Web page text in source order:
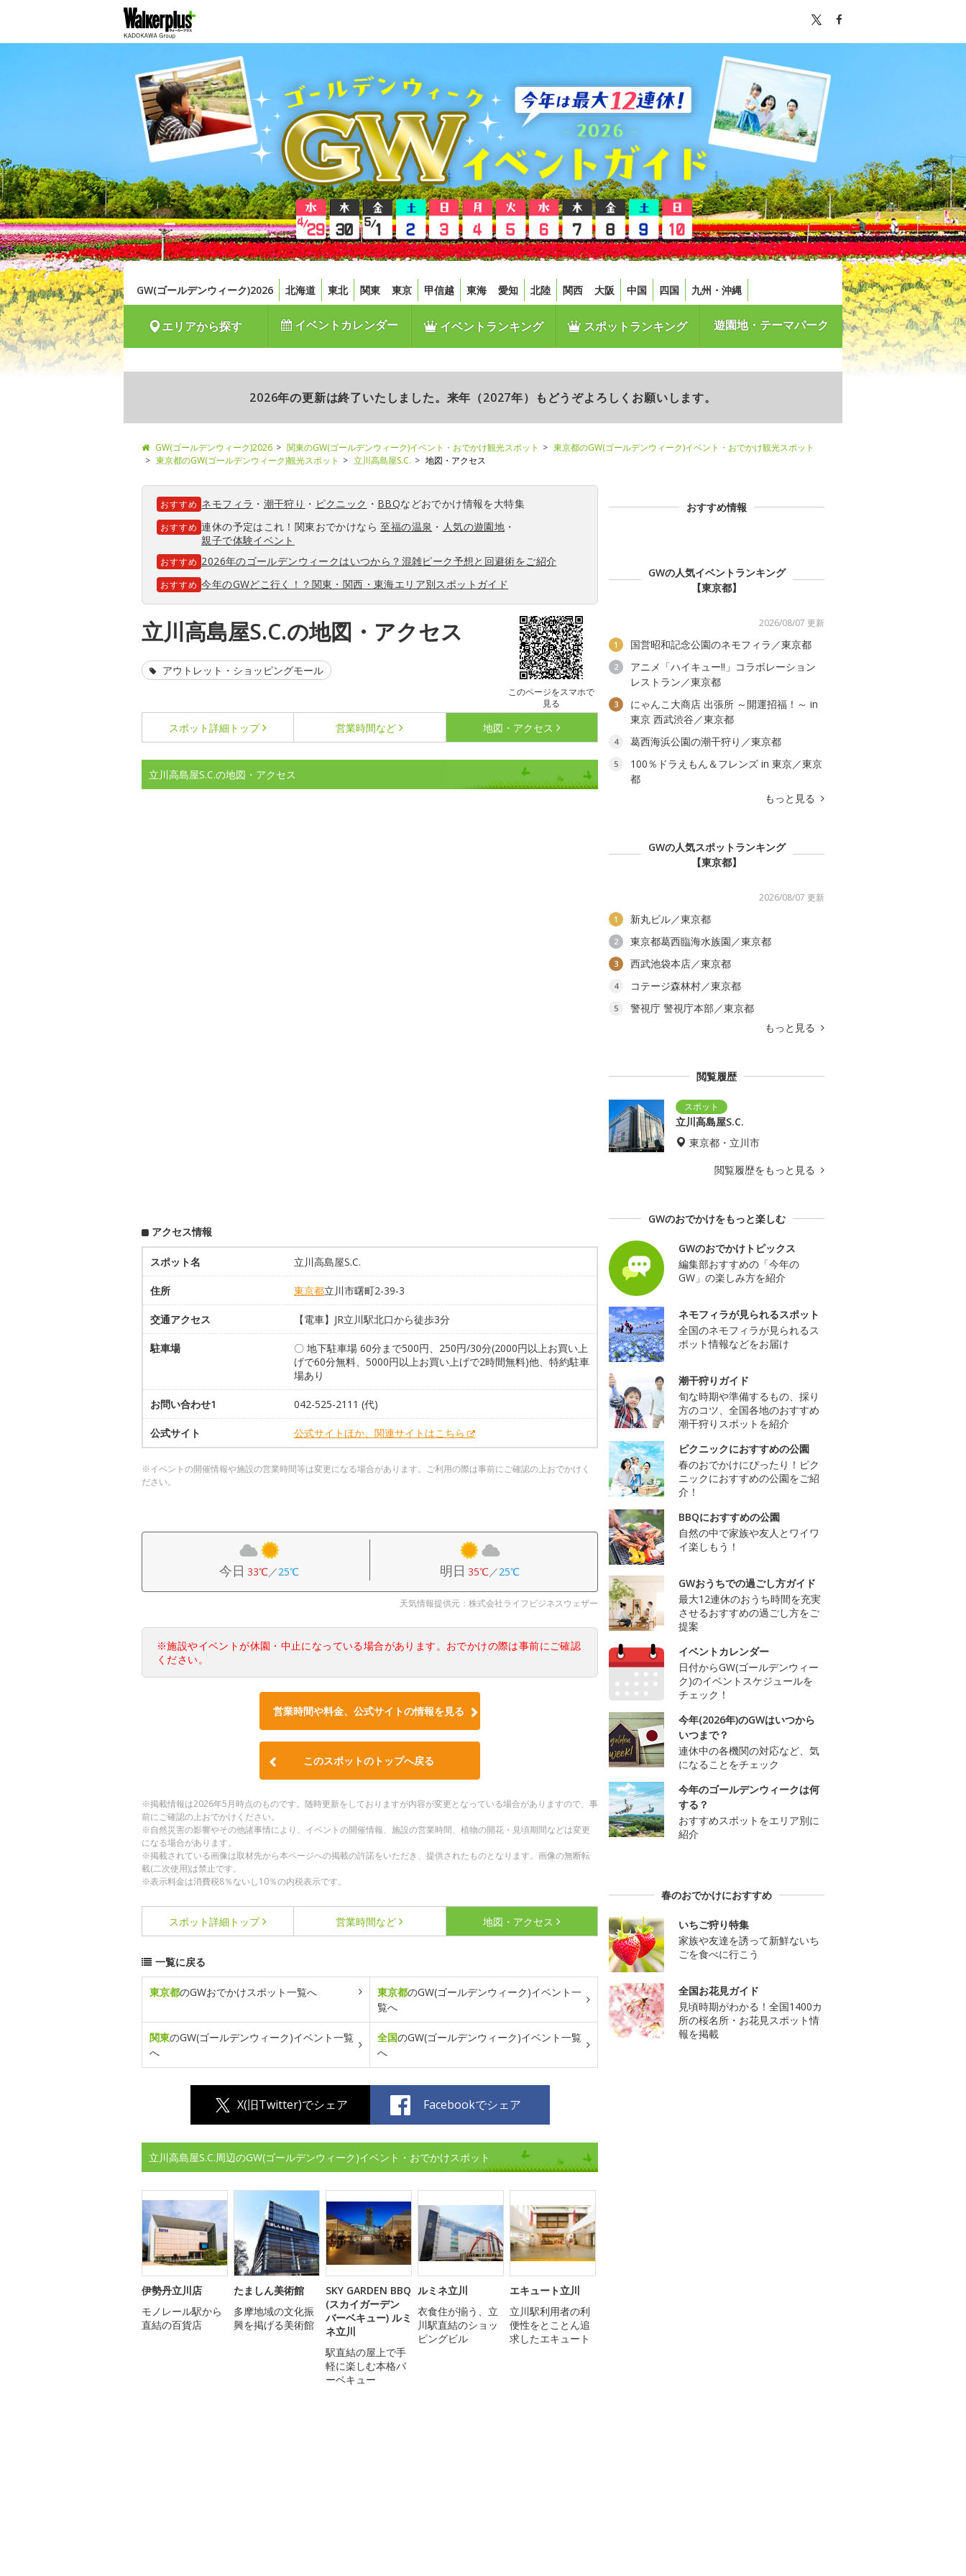
GW(ゴールデンウィーク)2026 北海道 東北 関東 東京 甲信越 東海 愛知 北陸 関西 大阪 中国 四国 九州・沖縄
エリアから探す イベントカレンダー イベントランキング スポットランキング 遊園地・テーマパーク
2026年の更新は終了いたしました。来年（2027年）もどうぞよろしくお願いします。
GW(ゴールデンウィーク)2026 関東のGW(ゴールデンウィーク)イベント・おでかけ観光スポット
東京都のGW(ゴールデンウィーク)イベント・おでかけ観光スポット
東京都のGW(ゴールデンウィーク)観光スポット
立川高島屋S.C. 地図・アクセス
おすすめ ネモフィラ ・ 潮干狩り ・ ピクニック ・ BBQなどおでかけ情報を大特集
おすすめ 連休の予定はこれ！関東おでかけなら至福の温泉 ・ 人気の遊園地 ・
親子で体験イベント
おすすめ 2026年のゴールデンウィークはいつから？混雑ピーク予想と回避術をご紹介
おすすめ 今年のGWどこ行く！？関東・関西・東海エリア別スポットガイド
立川高島屋S.C.の地図・アクセス
このページをスマホで
見る
アウトレット・ショッピングモール
スポット詳細 トップ 営業時間など 地図・アクセス
立川高島屋S.C.の地図・アクセス
アクセス情報
スポット名 立川高島屋S.C.
住所 東京都立川市曙町2-39-3
交通アクセス 【電車】JR立川駅北口から徒歩3分
駐車場
〇 地下駐車場 60分まで500円、250円/30分(2000円以上お買い上
げで60分無料、5000円以上お買い上げで2時間無料)他、特約駐車
場あり
お問い合わせ1 042-525-2111 (代)
公式サイト 公式サイトほか、関連サイトはこちら
※イベントの開催情報や施設の営業時間等は変更になる場合があります。ご利用の際は事前にご確認の上おでかけく
ださい。
今日 33℃／25℃ 明日 35℃／25℃
天気情報提供元：株式会社ライフビジネスウェザー
※施設やイベントが休園・中止になっている場合があります。おでかけの際は事前にご確認
ください。
営業時間や料金、公式サイトの情報を見る
このスポットのトップへ戻る
※掲載情報は2026年5月時点のものです。随時更新をしておりますが内容が変更となっている場合がありますので、事
前にご確認の上おでかけください。
※自然災害の影響やその他諸事情により、イベントの開催情報、施設の営業時間、植物の開花・見頃期間などは変更
になる場合があります。
※掲載されている画像は取材先から本ページへの掲載の許諾をいただき、提供されたものとなります。画像の無断転
載(二次使用)は禁止です。
※表示料金は消費税8％ないし10％の内税表示です。
スポット詳細 トップ 営業時間など 地図・アクセス
一覧に戻る
東京都のGWおでかけスポット一覧へ 東京都のGW(ゴールデンウィーク)イベント一
覧へ
関東のGW(ゴールデンウィーク)イベント一覧
へ
全国のGW(ゴールデンウィーク)イベント一覧
へ
X(旧Twitter)でシェア Facebookでシェア
立川高島屋S.C.周辺のGW(ゴールデンウィーク)イベント・おでかけスポット
伊勢丹立川店
モノレール駅から
直結の百貨店
たましん美術館
多摩地域の文化振
興を掲げる美術館
SKY GARDEN BBQ
(スカイガーデン
バーベキュー) ルミ
ネ立川
駅直結の屋上で手
軽に楽しむ本格バ
ーベキュー
ルミネ立川
衣食住が揃う、立
川駅直結のショッ
ピングビル
エキュート立川
立川駅利用者の利
便性をとことん追
求したエキュート
おすすめ情報
GWの人気イベントランキング
【東京都】
2026/08/07 更新
1 国営昭和記念公園のネモフィラ／東京都
2
アニメ「ハイキュー!!」コラボレーション
レストラン／東京都
3
にゃんこ大商店 出張所 ～開運招福！～ in
東京 西武渋谷／東京都
4 葛西海浜公園の潮干狩り／東京都
5
100％ドラえもん＆フレンズ in 東京／東京
都
もっと見る
GWの人気スポットランキング
【東京都】
2026/08/07 更新
1 新丸ビル／東京都
2 東京都葛西臨海水族園／東京都
3 西武池袋本店／東京都
4 コテージ森林村／東京都
5
警視庁 警視庁本部／東京都
もっと見る
閲覧履歴
立川高島屋S.C.
東京都・立川市
閲覧履歴をもっと見る
GWのおでかけをもっと楽しむ
GWのおでかけトピックス
編集部おすすめの「今年の
GW」の楽しみ方を紹介
ネモフィラが見られるスポット
全国のネモフィラが見られるス
ポット情報などをお届け
潮干狩りガイド
旬な時期や準備するもの、採り
方のコツ、全国各地のおすすめ
潮干狩りスポットを紹介
ピクニックにおすすめの公園
春のおでかけにぴったり！ピク
ニックにおすすめの公園をご紹
介！
BBQにおすすめの公園
自然の中で家族や友人とワイワ
イ楽しもう！
GWおうちでの過ごし方ガイド
最大12連休のおうち時間を充実
させるおすすめの過ごし方をご
提案
イベントカレンダー
日付からGW(ゴールデンウィー
ク)のイベントスケジュールを
チェック！
今年(2026年)のGWはいつから
いつまで？
連休中の各機関の対応など、気
になることをチェック
今年のゴールデンウィークは何
する？
おすすめスポットをエリア別に
紹介
春のおでかけにおすすめ
いちご狩り特集
家族や友達を誘って新鮮ないち
ごを食べに行こう
全国お花見ガイド
見頃時期がわかる！全国1400カ
所の桜名所・お花見スポット情
報を掲載